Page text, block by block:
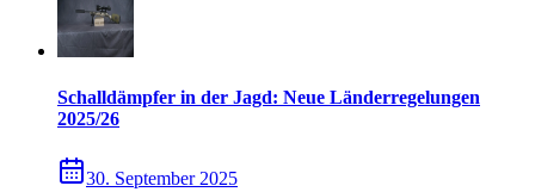
Schalldämpfer in der Jagd: Neue Länderregelungen
2025/26
30. September 2025